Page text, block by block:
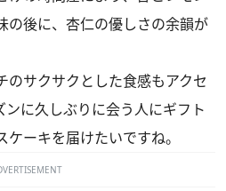
の後に、杏仁の優しさの余韻が
サクサクとした食感もアクセ
ンに久しぶりに会う人にギフト
ーキを届けたいですね。